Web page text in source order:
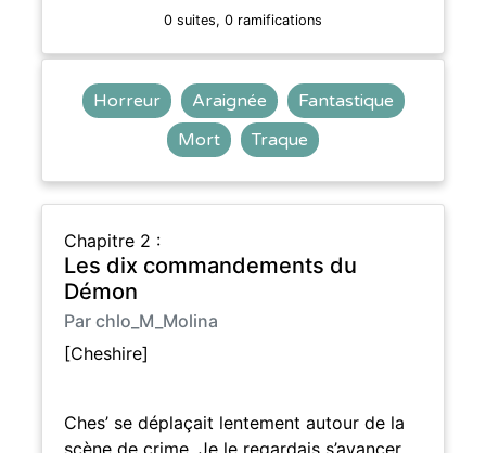
0 suites, 0 ramifications
Horreur Araignée
Fantastique
Mort
Traque
Chapitre 2 :
Les dix commandements du
Démon
Par chlo_M_Molina
[Cheshire]
Ches’ se déplaçait lentement autour de la
scène de crime. Je le regardais s’avancer